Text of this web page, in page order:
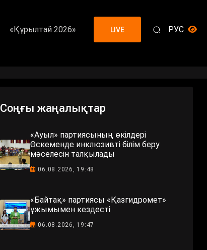
«Құрылтай 2026» LIVE РУС
Соңғы жаңалықтар
«Ауыл» партиясының өкілдері
Өскеменде инклюзивті білім беру
мәселесін талқылады
06.08.2026, 19:48
«Байтақ» партиясы «Қазгидромет»
ұжымымен кездесті
06.08.2026, 19:47